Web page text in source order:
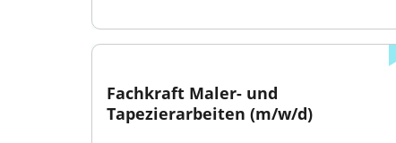
Fachkraft Maler- und
Tapezierarbeiten (m/w/d)